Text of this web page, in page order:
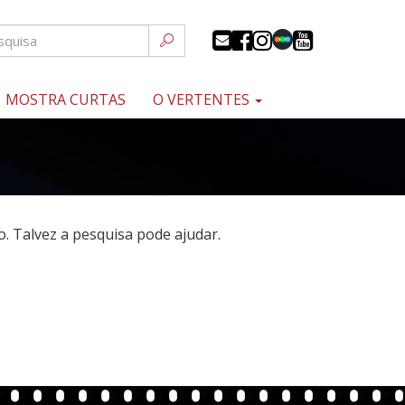
MOSTRA CURTAS O VERTENTES
Talvez a pesquisa pode ajudar.